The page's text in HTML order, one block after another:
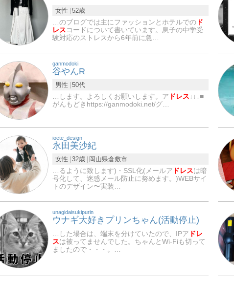
女性
52歳
…のブログでは主にファッションとホテルでのド
レス コードについて書いています。息子の中学受
験対応のストレスから6年前に急…
ganmodoki
谷やんR
男性
50代
…します。よろしくお願いします。ア ドレス ↓↓↓■
がんもどきhttps://ganmodoki.net/グ…
ioete_design
永田美沙紀
女性 32歳 岡山県倉敷市
…るように致します)・SSL化(メールア ドレスは暗
号化して、迷惑メール防止に努めます。)WEBサイ
トのデザイン〜実装…
unagidaisukipurin
ウナギ大好きプリンちゃん(活動停止)
…した場合は、端末を分けていたので、IPア ドレ
スは被ってませんでした。ちゃんとWi-Fiも切って
ましたので・・・。…